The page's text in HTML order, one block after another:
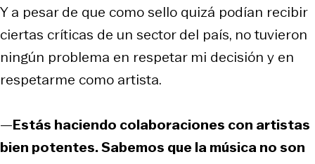
Y a pesar de que como sello quizá podían recibir
ciertas críticas de un sector del país, no tuvieron
ningún problema en respetar mi decisión y en
respetarme como artista.
—Estás haciendo colaboraciones con artistas
bien potentes. Sabemos que la música no son